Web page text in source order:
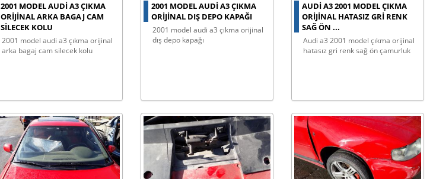
2001 MODEL AUDI A3 ÇIKMA
ORIJINAL ARKA BAGAJ CAM
SILECEK KOLU
2001 model audi a3 çıkma orijinal
arka bagaj cam silecek kolu
2001 MODEL AUDI A3 ÇIKMA
ORIJINAL DIŞ DEPO KAPAĞI
2001 model audi a3 çıkma orijinal
dış depo kapağı
AUDI A3 2001 MODEL ÇIKMA
ORIJINAL HATASIZ GRI RENK
SAĞ ÖN ...
audi a3 2001 model çıkma orijinal
hatasız gri renk sağ ön çamurluk